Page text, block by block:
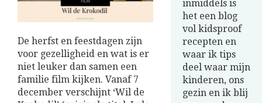
De herfst en feestdagen zijn
voor gezelligheid en wat is er
niet leuker dan samen een
familie film kijken. Vanaf 7
december verschijnt ‘Wil de
inmiddels is
het een blog
vol kidsproof
recepten en
waar ik tips
deel waar mijn
kinderen, ons
gezin en ik blij